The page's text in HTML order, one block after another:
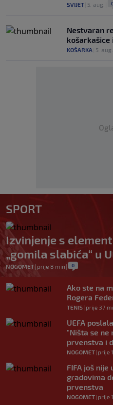
SVIJET 5. aug.
Nestvaran
košarkašice
KOŠARKA 5. aug.
SPORT
Izvinjenje s
„gomila slabića“ u
NOGOMET| prije 8 min | 0
Ako ste na
Rogera
TENIS| prije 37
UEFA
"Ništa se ne
prvenstva i
NOGOMET| prije
FIFA još
gradovima
prvenstva
NOGOMET| prije